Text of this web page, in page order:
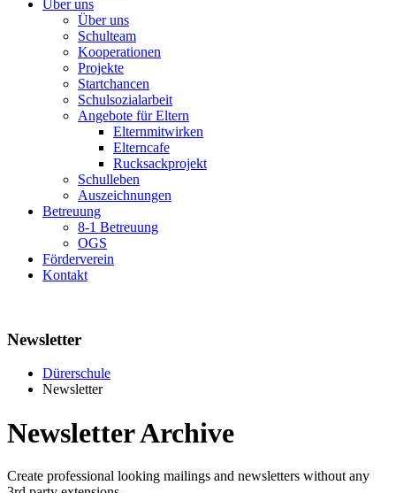
Über uns
Über uns
Schulteam
Kooperationen
Projekte
Startchancen
Schulsozialarbeit
Angebote für Eltern
Elternmitwirken
Elterncafe
Rucksackprojekt
Schulleben
Auszeichnungen
Betreuung
8-1 Betreuung
OGS
Förderverein
Kontakt
Newsletter
Dürerschule
Newsletter
Newsletter Archive
Create professional looking mailings and newsletters without any